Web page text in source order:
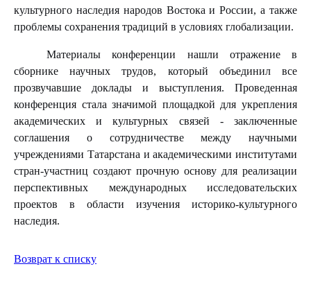
культурного наследия народов Востока и России, а также
проблемы сохранения традиций в условиях глобализации.
Материалы конференции нашли отражение в
сборнике научных трудов, который объединил все
прозвучавшие доклады и выступления. Проведенная
конференция стала значимой площадкой для укрепления
академических и культурных связей - заключенные
соглашения о сотрудничестве между научными
учреждениями Татарстана и академическими институтами
стран-участниц создают прочную основу для реализации
перспективных международных исследовательских
проектов в области изучения историко-культурного
наследия.
Возврат к списку